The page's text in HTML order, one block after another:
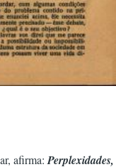
afirma: Perplexidades,